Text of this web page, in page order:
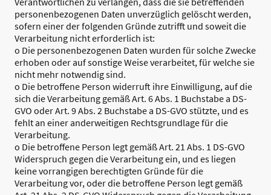
personenbezogenen Daten unverzüglich gelöscht werden,
sofern einer der folgenden Gründe zutrifft und soweit die
Verarbeitung nicht erforderlich ist:
o Die personenbezogenen Daten wurden für solche Zwecke
erhoben oder auf sonstige Weise verarbeitet, für welche sie
nicht mehr notwendig sind.
o Die betroffene Person widerruft ihre Einwilligung, auf die
sich die Verarbeitung gemäß Art. 6 Abs. 1 Buchstabe a DS-
GVO oder Art. 9 Abs. 2 Buchstabe a DS-GVO stützte, und es
fehlt an einer anderweitigen Rechtsgrundlage für die
Verarbeitung.
o Die betroffene Person legt gemäß Art. 21 Abs. 1 DS-GVO
Widerspruch gegen die Verarbeitung ein, und es liegen
keine vorrangigen berechtigten Gründe für die
Verarbeitung vor, oder die betroffene Person legt gemäß